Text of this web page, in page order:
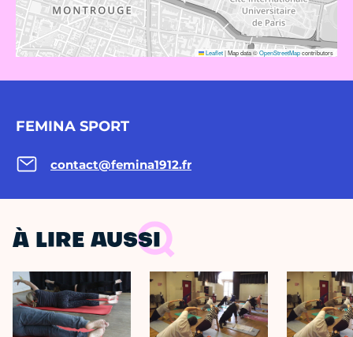
Leaflet|Map data ©OpenStreetMapcontributors
FEMINA SPORT
contact@femina1912.fr
À LIRE AUSSI